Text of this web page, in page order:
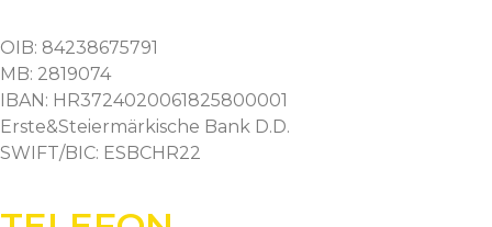
OIB: 84238675791
MB: 2819074
IBAN: HR3724020061825800001
Erste&Steiermärkische Bank D.D.
SWIFT/BIC: ESBCHR22